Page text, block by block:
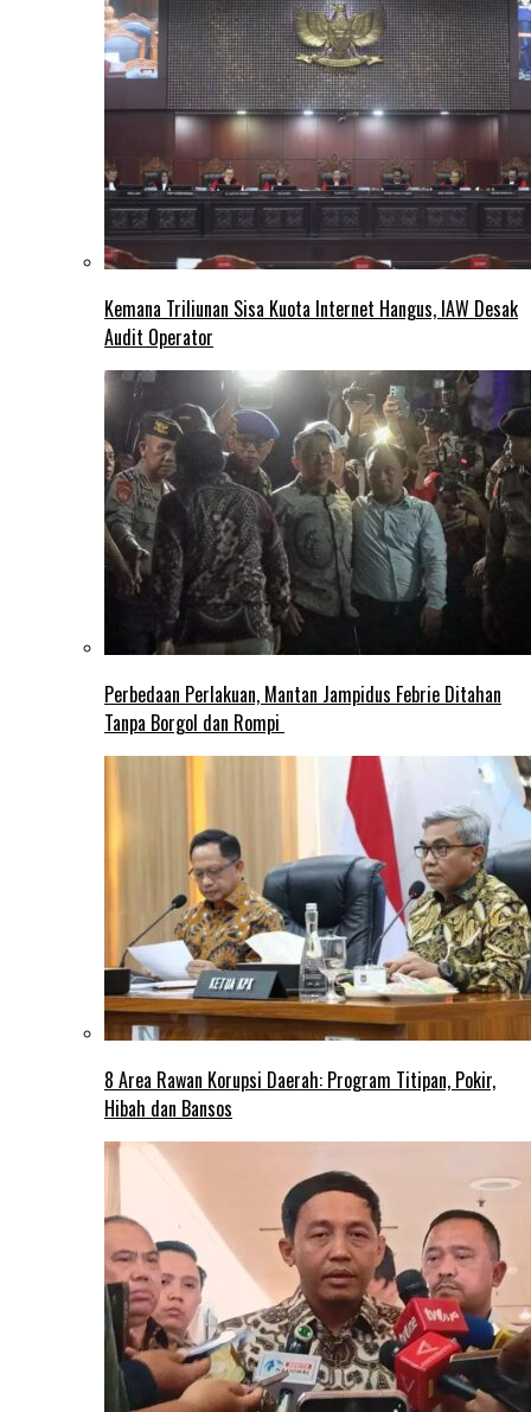
Kemana Triliunan Sisa Kuota Internet Hangus, IAW Desak
Audit Operator
Perbedaan Perlakuan, Mantan Jampidus Febrie Ditahan
Tanpa Borgol dan Rompi
8 Area Rawan Korupsi Daerah: Program Titipan, Pokir,
Hibah dan Bansos